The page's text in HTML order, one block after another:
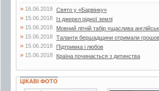
» 16.06.2018 Свято у «Барвінку»
» 15.06.2018 Із джерел рідної землі
» 15.06.2018 Мовний літній табір «щаслива
» 15.06.2018 Таланти бершадщини отримали
» 15.06.2018 Підтримка і любов
» 15.06.2018 Країна починається з дитинства
ЦІКАВІ ФОТО